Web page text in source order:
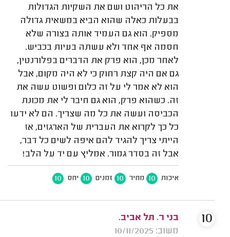
את כל הריהוט ושם את השקיות הגדולות
בבעלות כאלה שהוא הביא במשאית גדולה
מספיק. הוא גם העמיד אותה בצורה שלא
חסמה אף אחד ולא עשתה בעיות בכביש.
לאחר מכן, הוא פרק את הדברים בפלורנטין,
גם אם היה קצת רחוק כי לא היה מקום, אבל
הוא לא אמר לי על זה כלום ופשוט עשה את
זה. כשהוא פרק, הוא גם חיבר לי את מכונת
הכביסה ועשה את כל מה שצריך. הם לא ידעו
כל כך לקרוא את העברית של הארגזים, אז
הייתי צריך להגיד להם איפה לשים כל דבר,
אבל זה בסדר גמור. אמליץ עם יד על הלב!
איכות 10 מחיר 10 זמנים 10 יחס 10
בני ר. תל אביב.
משוב: 10/11/2025
10